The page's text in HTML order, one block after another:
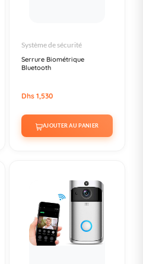
Système de sécurité
Serrure Biométrique
Bluetooth
Dhs 1,530
AJOUTER AU PANIER